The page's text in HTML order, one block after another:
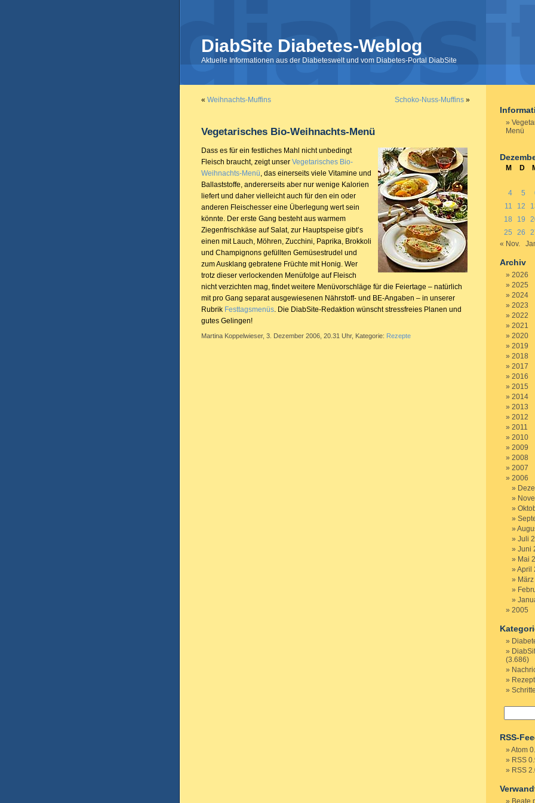
DiabSite Diabetes-Weblog
Aktuelle Informationen aus der Diabeteswelt und vom Diabetes-Portal DiabSite
« Weihnachts-Muffins Schoko-Nuss-Muffins »
Vegetarisches Bio-Weihnachts-Menü
Dass es für ein festliches Mahl nicht unbedingt
Fleisch braucht, zeigt unser Vegetarisches Bio-
Weihnachts-Menü, das einerseits viele Vitamine und
Ballaststoffe, andererseits aber nur wenige Kalorien
liefert und daher vielleicht auch für den ein oder
anderen Fleischesser eine Überlegung wert sein
könnte. Der erste Gang besteht aus warmem
Ziegenfrischkäse auf Salat, zur Hauptspeise gibt’s
einen mit Lauch, Möhren, Zucchini, Paprika, Brokkoli
und Champignons gefüllten Gemüsestrudel und
zum Ausklang gebratene Früchte mit Honig. Wer
trotz dieser verlockenden Menüfolge auf Fleisch
nicht verzichten mag, findet weitere Menüvorschläge für die Feiertage – natürlich
mit pro Gang separat ausgewiesenen Nährstoff- und BE-Angaben – in unserer
Rubrik Festtagsmenüs. Die DiabSite-Redaktion wünscht stressfreies Planen und
gutes Gelingen!
Martina Koppelwieser, 3. Dezember 2006, 20.31 Uhr, Kategorie: Rezepte
Menü
M D
4
5
11
12
18
19
25
26
« Nov.
Archiv
2026
2025
2024
2023
2022
2021
2020
2019
2018
2017
2016
2015
2014
2013
2012
2011
2010
2009
2008
2007
2006
Juli
Juni
Mai
April
2005
(3.686)
RSS-
Atom
RSS
RSS
Beate